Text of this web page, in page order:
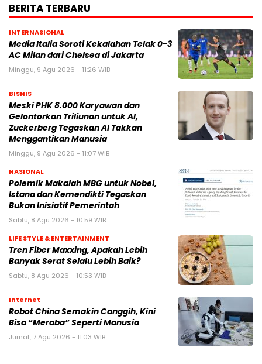
BERITA TERBARU
INTERNASIONAL
Media Italia Soroti Kekalahan Telak 0-3
AC Milan dari Chelsea di Jakarta
Minggu, 9 Agu 2026 - 11:26 WIB
BISNIS
Meski PHK 8.000 Karyawan dan
Gelontorkan Triliunan untuk AI,
Zuckerberg Tegaskan AI Takkan
Menggantikan Manusia
Minggu, 9 Agu 2026 - 11:07 WIB
NASIONAL
Polemik Makalah MBG untuk Nobel,
Istana dan Kemendikti Tegaskan
Bukan Inisiatif Pemerintah
Sabtu, 8 Agu 2026 - 10:59 WIB
LIFE STYLE & ENTERTAINMENT
Tren Fiber Maxxing, Apakah Lebih
Banyak Serat Selalu Lebih Baik?
Sabtu, 8 Agu 2026 - 10:53 WIB
Internet
Robot China Semakin Canggih, Kini
Bisa “Meraba” Seperti Manusia
Jumat, 7 Agu 2026 - 11:03 WIB